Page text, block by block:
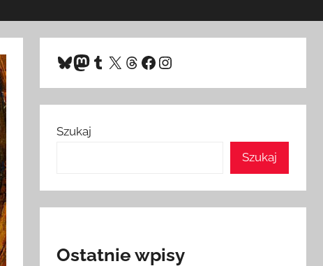
Bluesky
Mastodon
Tumblr
X Threads
Facebook
Instagram
Szukaj
Szukaj
Ostatnie wpisy